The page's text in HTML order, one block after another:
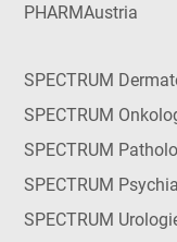
PHARMAustria
SPECTRUM
SPECTRUM
SPECTRUM
SPECTRUM
SPECTRUM